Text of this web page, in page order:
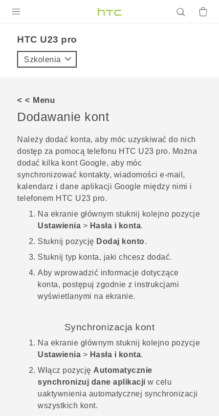
VIVE
POMOC TECHNICZNA
Urządzenia i akcesoria HTC
Zaloguj się
HTC U23 pro‎
Szkolenia
< < Menu
Dodawanie kont
Należy dodać konta, aby móc uzyskiwać do nich
dostęp za pomocą telefonu HTC U23 pro. Można
dodać kilka kont Google, aby móc
synchronizować kontakty, wiadomości e-mail,
kalendarz i dane aplikacji Google między nimi i
telefonem HTC U23 pro.
Na ekranie głównym stuknij kolejno pozycje
Ustawienia > Hasła i konta.
Stuknij pozycję Dodaj konto.
Stuknij typ konta, jaki chcesz dodać.
Aby wprowadzić informacje dotyczące
konta, postępuj zgodnie z instrukcjami
wyświetlanymi na ekranie.
Synchronizacja kont
Na ekranie głównym stuknij kolejno pozycje
Ustawienia > Hasła i konta.
Włącz pozycję Automatycznie
synchronizuj dane aplikacji w celu
uaktywnienia automatycznej synchronizacji
wszystkich kont.